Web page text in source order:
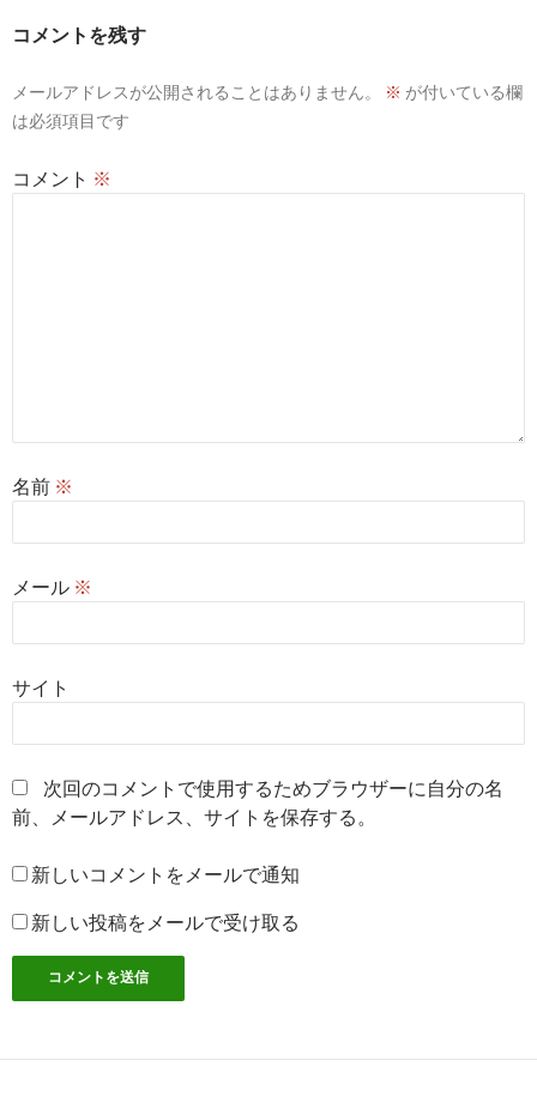
ョ
コメントを残す
メールアドレスが公開されることはありません。 ※ が付いている欄
は必須項目です
コメント ※
名前 ※
メール ※
サイト
次回のコメントで使用するためブラウザーに自分の名
前、メールアドレス、サイトを保存する。
新しいコメントをメールで通知
新しい投稿をメールで受け取る